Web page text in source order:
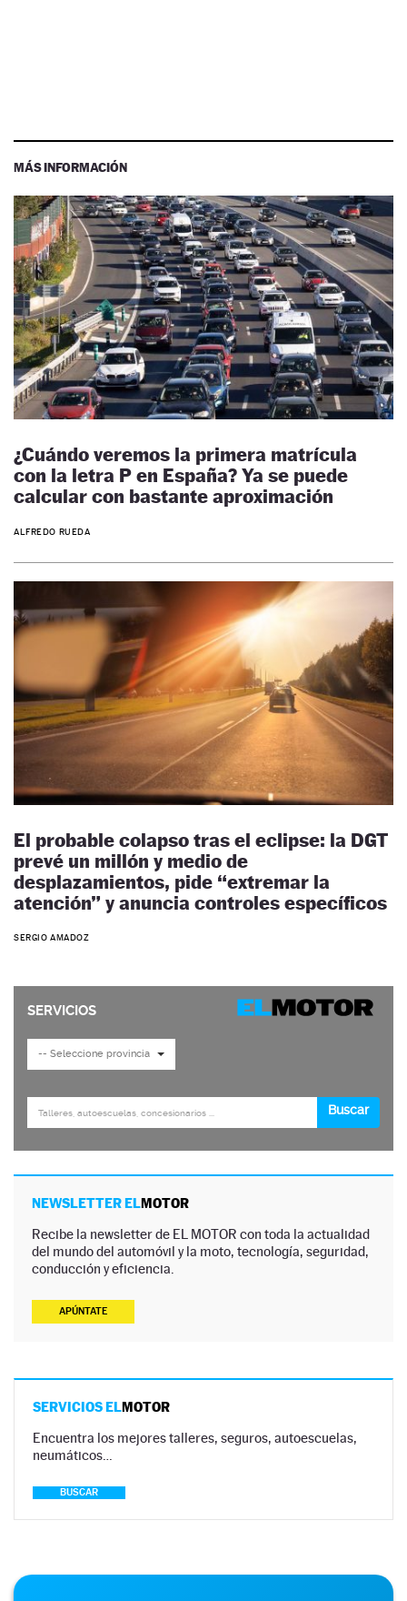
MÁS INFORMACIÓN
¿Cuándo veremos la primera matrícula
con la letra P en España? Ya se puede
calcular con bastante aproximación
ALFREDO RUEDA
El probable colapso tras el eclipse: la DGT
prevé un millón y medio de
desplazamientos, pide “extremar la
atención” y anuncia controles específicos
SERGIO AMADOZ
NEWSLETTER ELMOTOR
Recibe la newsletter de EL MOTOR con toda la actualidad
del mundo del automóvil y la moto, tecnología, seguridad,
conducción y eficiencia.
APÚNTATE
SERVICIOS ELMOTOR
Encuentra los mejores talleres, seguros, autoescuelas,
neumáticos…
BUSCAR